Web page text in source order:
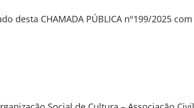
desta CHAMADA PÚBLICA nº199/2025 com